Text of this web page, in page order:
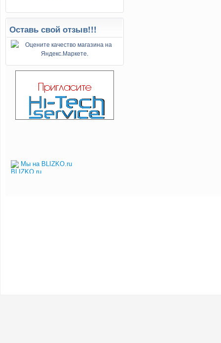
Оставь свой отзыв!!!
Мы на BLIZKO.ru